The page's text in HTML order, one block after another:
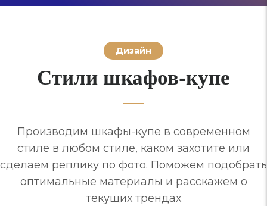
Дизайн
Стили шкафов-купе
Производим шкафы-купе в современном
стиле в любом стиле, каком захотите или
сделаем реплику по фото. Поможем подобрать
оптимальные материалы и расскажем о
текущих трендах